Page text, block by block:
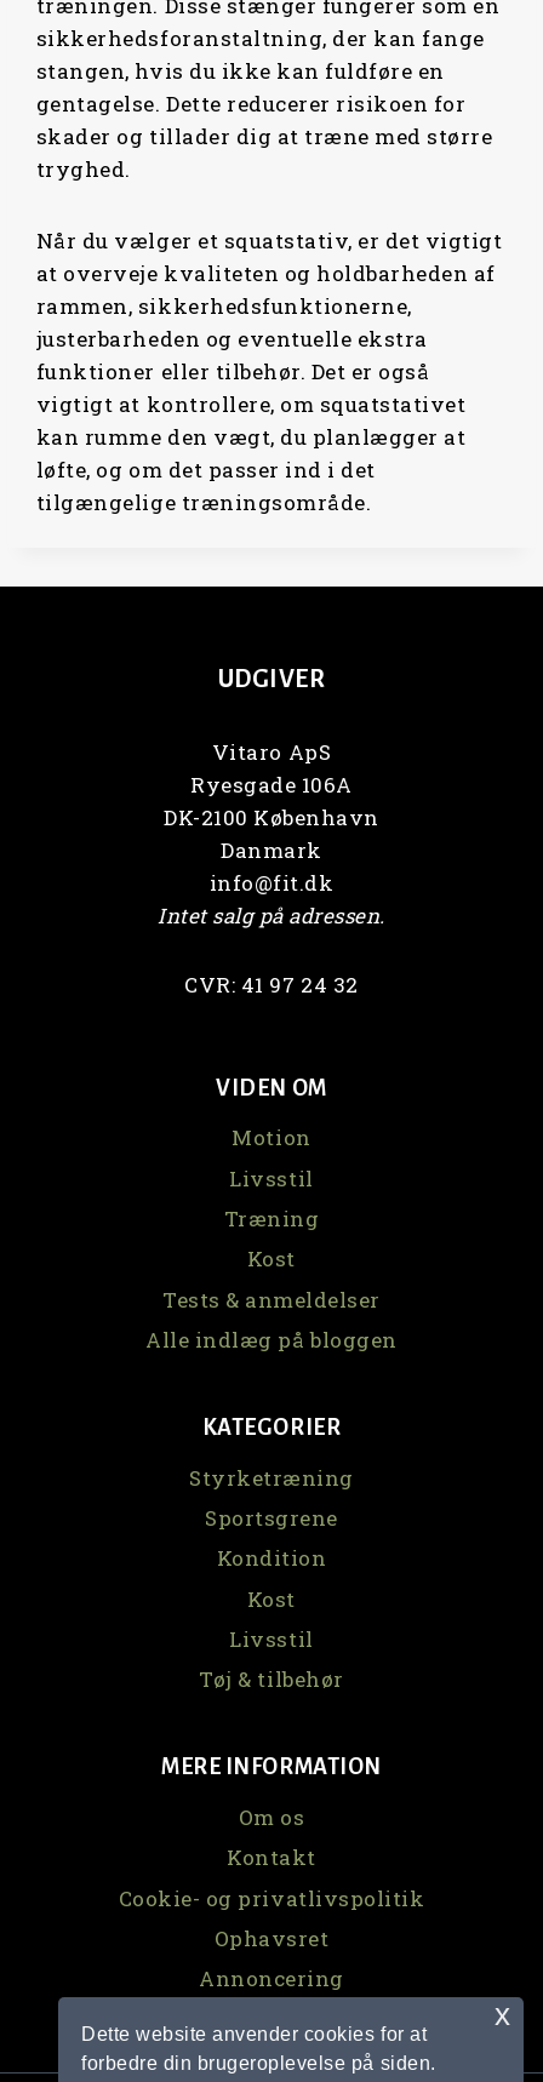
sikkerhedsforanstaltning, der kan fange
stangen, hvis du ikke kan fuldføre en
gentagelse. Dette reducerer risikoen for
skader og tillader dig at træne med større
tryghed.
Når du vælger et squatstativ, er det vigtigt
at overveje kvaliteten og holdbarheden af ​​
rammen, sikkerhedsfunktionerne,
justerbarheden og eventuelle ekstra
funktioner eller tilbehør. Det er også
vigtigt at kontrollere, om squatstativet
kan rumme den vægt, du planlægger at
løfte, og om det passer ind i det
tilgængelige træningsområde.
UDGIVER
Vitaro ApS
Ryesgade 106A
DK-2100 København
Danmark
info@fit.dk
Intet salg på adressen.
CVR: 41 97 24 32
VIDEN OM
Motion
Livsstil
Træning
Kost
Tests & anmeldelser
Alle indlæg på bloggen
KATEGORIER
Styrketræning
Sportsgrene
Kondition
Kost
Livsstil
Tøj & tilbehør
MERE INFORMATION
Om os
Kontakt
Cookie- og privatlivspolitik
Ophavsret
Annoncering
Dette website anvender cookies for at
forbedre din brugeroplevelse på siden.
x